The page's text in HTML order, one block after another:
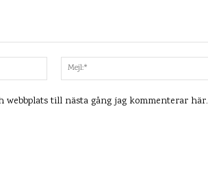
Namn:*
webbplats till nästa gång jag kommenterar här.